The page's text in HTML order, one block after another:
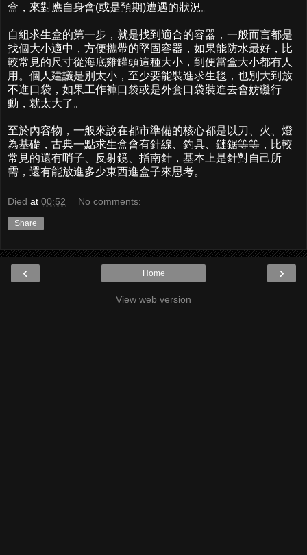
盒，來對應自身會(或是預期)遭遇的狀況。
自組求生盒的第一步，就是找到適合的容器，一般而言都是
找個大小適中，方便攜帶的堅固容器，如果能防水最好，比
較常見的尺寸從海底雞罐頭這種大小，到便當盒大小都有人
用。個人建議是別太小，至少要能裝進求生毯，也別大到放
不進口袋，如果工作褲口袋或是外套口袋裝進去會妨礙行
動，就太大了。
至於內容物，一般來說在都市準備的核心都是以刀、火、燈
為基礎，古典一點求生盒會有針線、釣具、鏈鋸等等，比較
常見的還有哨子、反射鏡、指南針，基本上是針對自己所
需，還有能放進多少東西進盒子來思考。
Died at 00:52 No comments:
Share
‹ ›
Home
View web version